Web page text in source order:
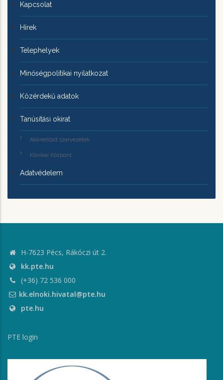
Kapcsolat
Hírek
Telephelyek
Minőségpolitikai nyilatkozat
Közérdekű adatok
Tanúsítási okirat
Akkreditált szervezetek
Klinikai Központ
Adatvédelem
H-7623 Pécs, Rákóczi út 2.
kk.pte.hu
(+36) 72 536 000
kk.elnoki.hivatal@pte.hu
pte.hu
PTE login